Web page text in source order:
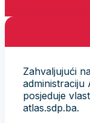
Zahvaljujući
administraciju
posjeduje
atlas.sdp.ba.